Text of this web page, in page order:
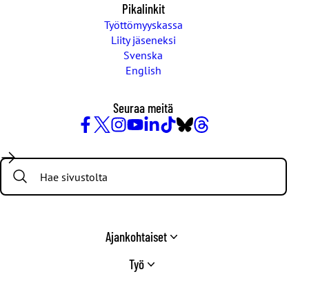
Pikalinkit
Työttömyyskassa
Liity jäseneksi
Svenska
English
Seuraa meitä
/
Twitter
Search:
Ajankohtaiset
Työ